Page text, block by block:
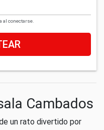
al conectarse.
Cambados
un rato divertido por